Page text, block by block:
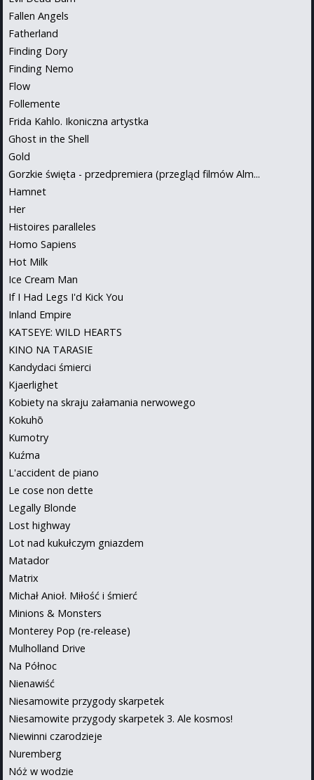
Fallen Angels
Fatherland
Finding Dory
Finding Nemo
Flow
Follemente
Frida Kahlo. Ikoniczna artystka
Ghost in the Shell
Gold
Gorzkie święta - przedpremiera (przegląd filmów Alm...
Hamnet
Her
Histoires paralleles
Homo Sapiens
Hot Milk
Ice Cream Man
If I Had Legs I'd Kick You
Inland Empire
KATSEYE: WILD HEARTS
KINO NA TARASIE
Kandydaci śmierci
Kjaerlighet
Kobiety na skraju załamania nerwowego
Kokuhō
Kumotry
Kuźma
L'accident de piano
Le cose non dette
Legally Blonde
Lost highway
Lot nad kukułczym gniazdem
Matador
Matrix
Michał Anioł. Miłość i śmierć
Minions & Monsters
Monterey Pop (re-release)
Mulholland Drive
Na Północ
Nienawiść
Niesamowite przygody skarpetek
Niesamowite przygody skarpetek 3. Ale kosmos!
Niewinni czarodzieje
Nuremberg
Nóż w wodzie